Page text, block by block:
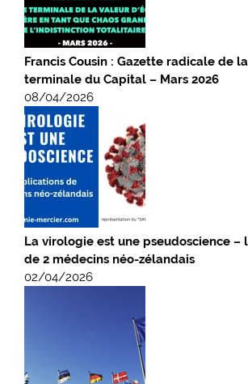
Francis Cousin : Gazette radicale de
terminale du Capital – Mars 2026
08/04/2026
La virologie est une pseudoscience –
de 2 médecins néo-zélandais
02/04/2026